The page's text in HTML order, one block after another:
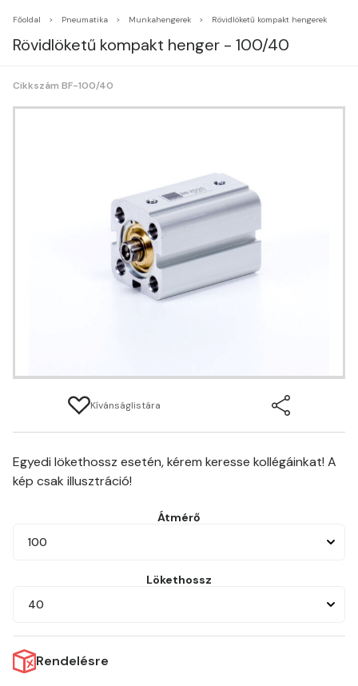
Főoldal Pneumatika Munkahengerek Rövidlöketű kompakt hengerek
Rövidlöketű kompakt henger - 100/40
Cikkszám BF-100/40
Kívánságlistára
Egyedi lökethossz esetén, kérem keresse kollégáinkat! A
kép csak illusztráció!
Átmérő
100
Lökethossz
40
Rendelésre